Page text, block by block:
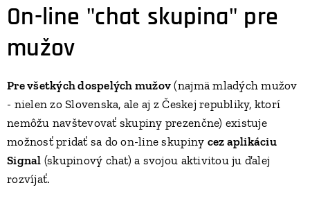
On-line "chat skupina" pre
mužov
Pre všetkých dospelých mužov (najmä mladých mužov
- nielen zo Slovenska, ale aj z Českej republiky, ktorí
nemôžu navštevovať skupiny prezenčne) existuje
možnosť pridať sa do on-line skupiny cez aplikáciu
Signal (skupinový chat) a svojou aktivitou ju ďalej
rozvíjať.